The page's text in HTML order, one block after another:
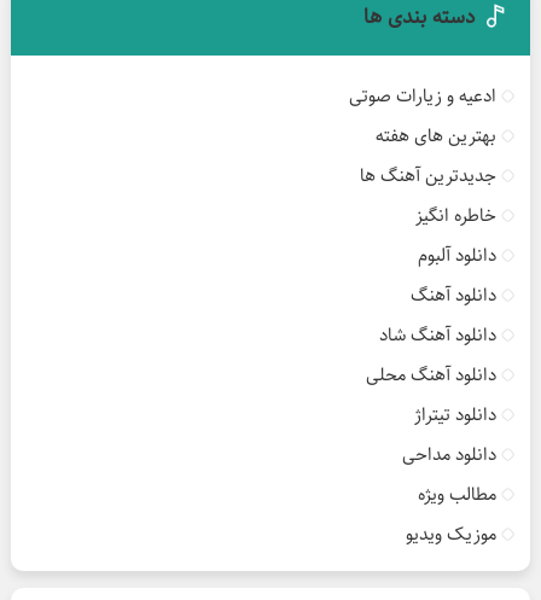
دسته بندی ها
ادعیه و زیارات صوتی
بهترین های هفته
جدیدترین آهنگ ها
خاطره انگیز
دانلود آلبوم
دانلود آهنگ
دانلود آهنگ شاد
دانلود آهنگ محلی
دانلود تیتراژ
دانلود مداحی
مطالب ویژه
موزیک ویدیو